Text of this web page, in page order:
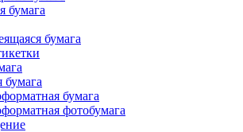
бумага
бумага
бумага
бумага
фотобумага